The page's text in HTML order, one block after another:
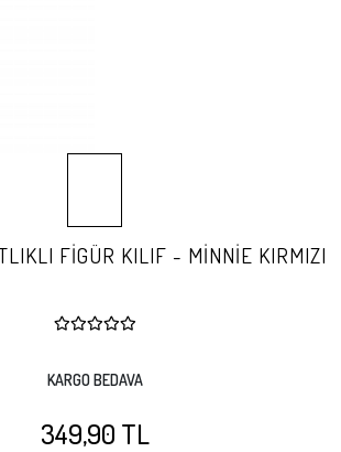
FİGÜR KILIF - MİNNİE KIRMIZI
KARGO BEDAVA
349,90 TL